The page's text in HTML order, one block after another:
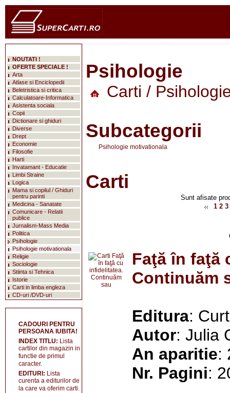
Psihologie
Carti /
Subcategorii
Psihologie motivationala
Carti
Sunt afisate
1 2 3
Faţă în faţă
Continuăm
Editura:
Autor: Julia
An aparitie:
Nr. Pagini:
NOUTATI !
OFERTE SPECIALE !
Arta
Atlase si Enciclopedii
Beletristica si critica
Calculatoare-Informatica
Asistenta sociala
Copii
Dictionare si ghiduri
Diverse
Drept
Economie
Filosofie
Harti
Invatamant - Educatie
Limbi Straine
Logica
Mama si copilul / Ghiduri
pentru parinti
Medicina - Sanatate
Comunicare - Relatii
publice
Jurnalism-Mass Media
Politica
Psihologie
Psihologie motivationala
Religie
Sociologie
Stiinta si Tehnica
Istorie
Carti in limba engleza
CD-uri /DVD-uri
CADOURI PENTRU
PERSOANA IUBITA!
INDEX TITLU: Lista
cartilor din magazin in
functie de primul
caracter.
EDITURI: Lista
curenta a editurilor de
la care va oferim carti.